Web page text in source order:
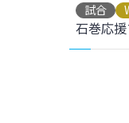
試合